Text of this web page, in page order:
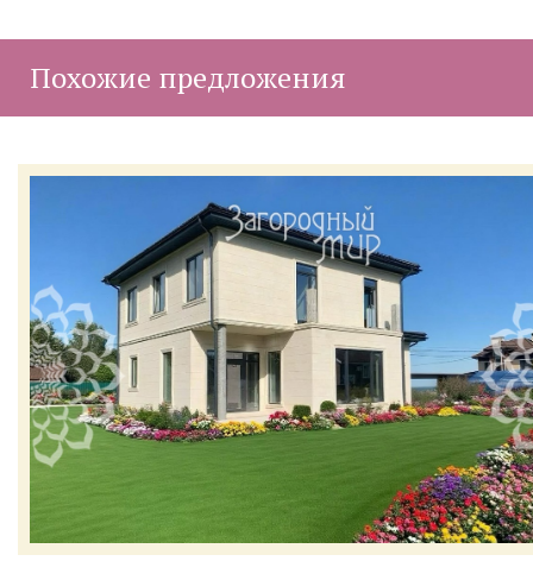
Похожие предложения